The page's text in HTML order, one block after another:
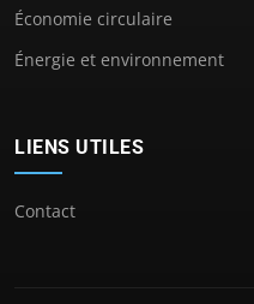
Économie circulaire
Énergie et environnement
LIENS UTILES
Contact